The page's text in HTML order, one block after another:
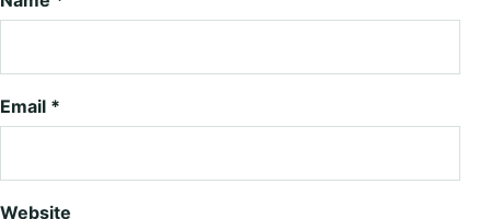
Email *
Website